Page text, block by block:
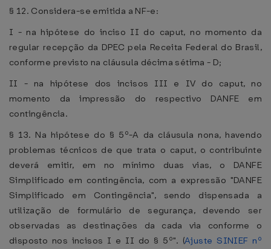
§ 12. Considera-se emitida a NF-e:
I - na hipótese do inciso II do caput, no momento da
regular recepção da DPEC pela Receita Federal do Brasil,
conforme previsto na cláusula décima sétima - D;
II - na hipótese dos incisos III e IV do caput, no
momento da impressão do respectivo DANFE em
contingência.
§ 13. Na hipótese do § 5º-A da cláusula nona, havendo
problemas técnicos de que trata o caput, o contribuinte
deverá emitir, em no mínimo duas vias, o DANFE
Simplificado em contingência, com a expressão "DANFE
Simplificado em Contingência", sendo dispensada a
utilização de formulário de segurança, devendo ser
observadas as destinações da cada via conforme o
disposto nos incisos I e II do § 5º". (Ajuste SINIEF nº